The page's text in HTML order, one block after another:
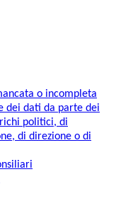
o incompleta
dei dati da parte dei
politici, di
di direzione o di